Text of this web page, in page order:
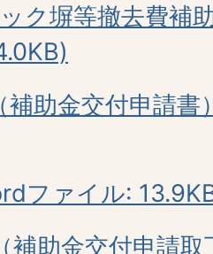
ク塀等撤去費補
補助金交付申請
ファイル:
補助金交付申請